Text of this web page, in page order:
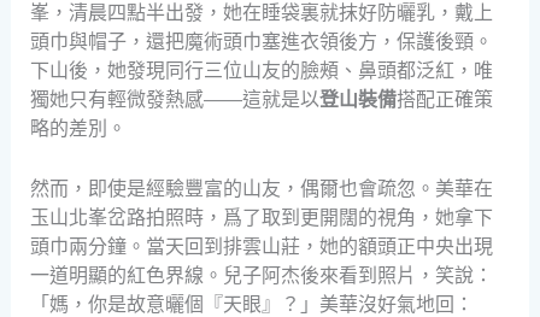
峯，清晨四點半出發，她在睡袋裏就抹好防曬乳，戴上
頭巾與帽子，還把魔術頭巾塞進衣領後方，保護後頸。
下山後，她發現同行三位山友的臉頰、鼻頭都泛紅，唯
獨她只有輕微發熱感——這就是以登山裝備搭配正確策
略的差別。
然而，即使是經驗豐富的山友，偶爾也會疏忽。美華在
玉山北峯岔路拍照時，爲了取到更開闊的視角，她拿下
頭巾兩分鐘。當天回到排雲山莊，她的額頭正中央出現
一道明顯的紅色界線。兒子阿杰後來看到照片，笑說：
「媽，你是故意曬個『天眼』？」美華沒好氣地回：